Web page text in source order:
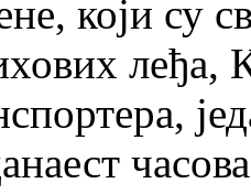
који су
леђа,